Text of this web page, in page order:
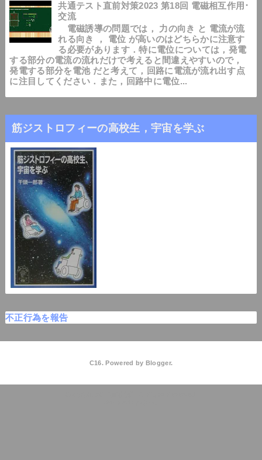
共通テスト直前対策2023 第18回 電磁相互作用･
交流
電磁誘導の問題では， 力の向き と 電流が流
れる向き ， 電位 が高いのはどちらかに注意す
る必要があります．特に電位については，発電
する部分の電流の流れだけで考えると間違えやすいので，
発電する部分を電池 だと考えて，回路に電流が流れ出す点
に注目してください．また，回路中に電位...
筋ジストロフィーの高校生，宇宙を学ぶ
不正行為を報告
C16. Powered by Blogger.